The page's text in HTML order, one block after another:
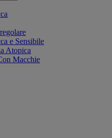
e Sensibile
Atopica
Macchie